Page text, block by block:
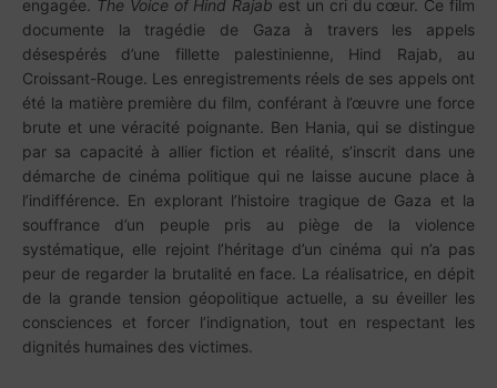
engagée. The Voice of Hind Rajab est un cri du cœur. Ce film
documente la tragédie de Gaza à travers les appels
désespérés d’une fillette palestinienne, Hind Rajab, au
Croissant-Rouge. Les enregistrements réels de ses appels ont
été la matière première du film, conférant à l’œuvre une force
brute et une véracité poignante. Ben Hania, qui se distingue
par sa capacité à allier fiction et réalité, s’inscrit dans une
démarche de cinéma politique qui ne laisse aucune place à
l’indifférence. En explorant l’histoire tragique de Gaza et la
souffrance d’un peuple pris au piège de la violence
systématique, elle rejoint l’héritage d’un cinéma qui n’a pas
peur de regarder la brutalité en face. La réalisatrice, en dépit
de la grande tension géopolitique actuelle, a su éveiller les
consciences et forcer l’indignation, tout en respectant les
dignités humaines des victimes.